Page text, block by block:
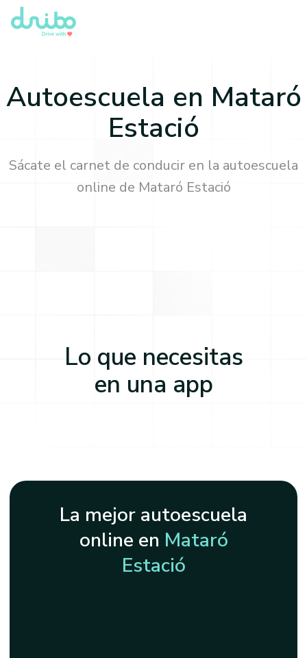
Autoescuela en Mataró
Estació
Sácate el carnet de conducir en la autoescuela
online de Mataró Estació
Lo que necesitas
en una app
La mejor autoescuela
online en Mataró
Estació